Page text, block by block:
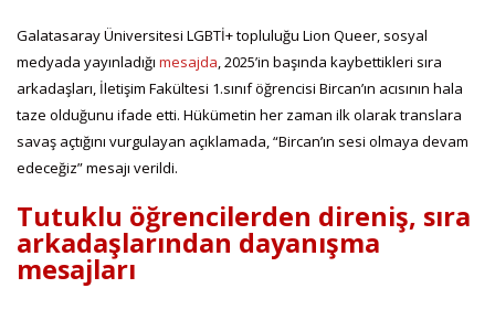
Galatasaray Üniversitesi LGBTİ+ topluluğu Lion Queer, sosyal
medyada yayınladığı mesajda , 2025’in başında kaybettikleri sıra
arkadaşları, İletişim Fakültesi 1.sınıf öğrencisi Bircan’ın acısının hala
taze olduğunu ifade etti. Hükümetin her zaman ilk olarak translara
savaş açtığını vurgulayan açıklamada, “Bircan’ın sesi olmaya devam
edeceğiz” mesajı verildi.
Tutuklu öğrencilerden direniş, sıra
arkadaşlarından dayanışma
mesajları